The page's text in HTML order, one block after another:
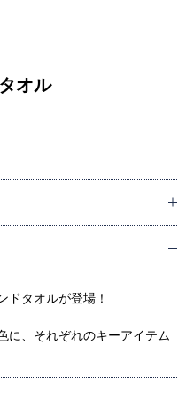
オル
ドタオルが登場！
に、それぞれのキーアイテム